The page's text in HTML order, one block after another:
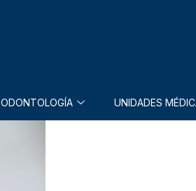
ODONTOLOGÍA UNIDADES